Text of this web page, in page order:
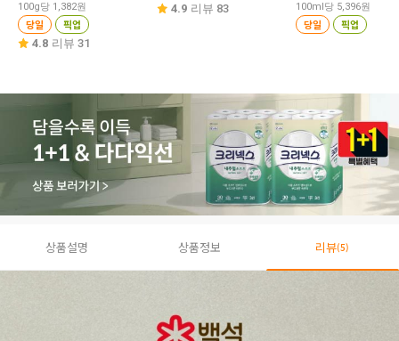
100g당 1,382원
당일 픽업
4.8 리뷰 31
4.9 리뷰 83 100ml당 5,396원
당일 픽업
상품설명 상품정보 리뷰(5)